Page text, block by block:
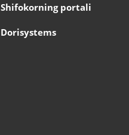
Shifokorning portali
Dorisystems